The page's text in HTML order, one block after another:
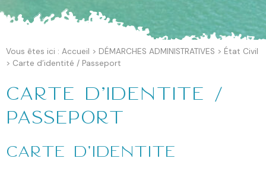
Vous êtes ici : Accueil > DÉMARCHES ADMINISTRATIVES > État Civil
> Carte d’identité / Passeport
Carte d’identité /
Passeport
Carte d'identité